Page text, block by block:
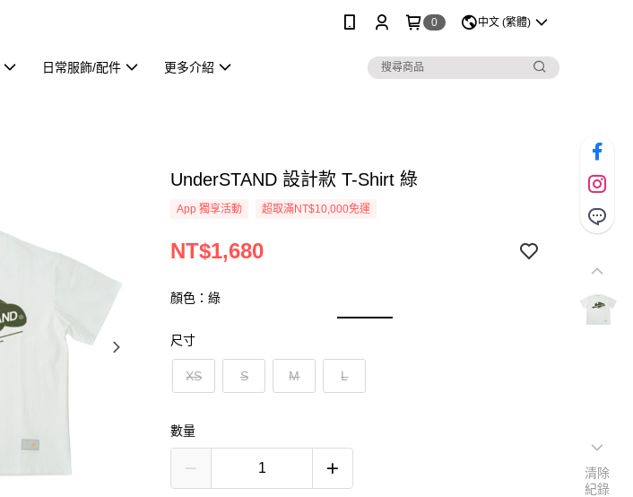
0 中文 (繁體)
日常服飾/配件 更多介紹
UnderSTAND 設計款 T-Shirt 綠
App 獨享活動 超取滿NT$10,000免運
NT$1,680
顏色：綠
尺寸
XS S M L
數量
清除
紀錄